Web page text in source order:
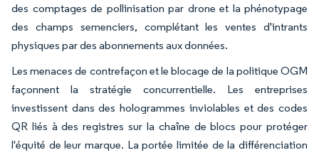
des comptages de pollinisation par drone et la phénotypage
des champs semenciers, complétant les ventes d'intrants
physiques par des abonnements aux données.
Les menaces de contrefaçon et le blocage de la politique OGM
façonnent la stratégie concurrentielle. Les entreprises
investissent dans des hologrammes inviolables et des codes
QR liés à des registres sur la chaîne de blocs pour protéger
l'équité de leur marque. La portée limitée de la différenciation